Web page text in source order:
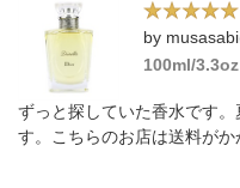
by
100ml/3.3oz
ずっと探していた香水です
す。こちらのお店は送料がか